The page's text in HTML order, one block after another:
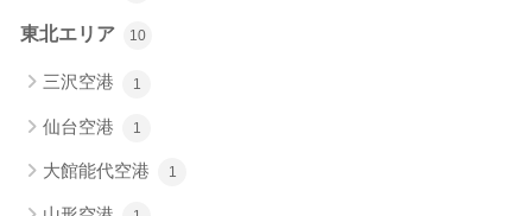
東北エリア 10
三沢空港 1
仙台空港 1
大館能代空港 1